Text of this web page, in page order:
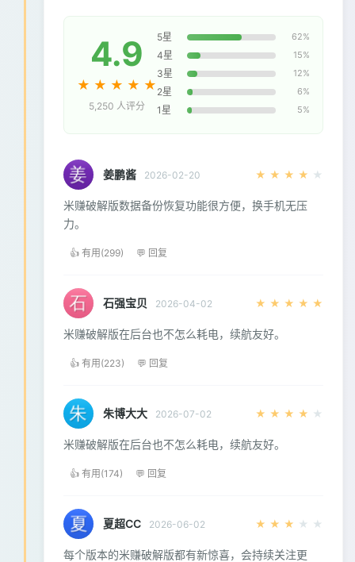
4.9
★ ★ ★ ★ ★
5,250 人评分
5星 62%
4星 15%
3星 12%
2星 6%
1星 5%
姜鹏酱 2026-02-20 ★ ★ ★ ★ ★
米赚破解版数据备份恢复功能很方便，换手机无压
力。
👍 有用(299) 💬 回复
石强宝贝 2026-04-02 ★ ★ ★ ★ ★
米赚破解版在后台也不怎么耗电，续航友好。
👍 有用(223) 💬 回复
朱博大大 2026-07-02 ★ ★ ★ ★ ★
米赚破解版在后台也不怎么耗电，续航友好。
👍 有用(174) 💬 回复
夏超CC 2026-06-02 ★ ★ ★ ★ ★
每个版本的米赚破解版都有新惊喜，会持续关注更